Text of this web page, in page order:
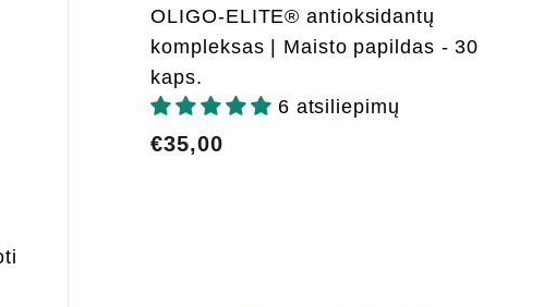
OLIGO-ELITE® antioksidantų
kompleksas | Maisto papildas - 30
kaps.
6 atsiliepimų
€35,00